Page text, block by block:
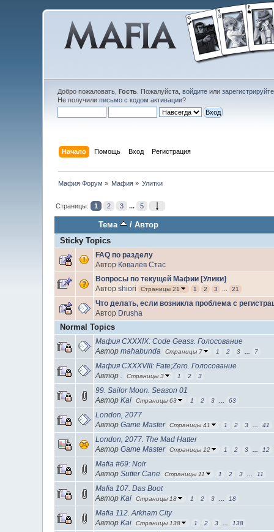
Добро пожаловать, Гость. Пожалуйста, войдитеили
Не получили письмо с кодом активации?
Начало Помощь Вход Регистрация
Мафия Форум » Мафия » Улитки
Страницы: 1 2 3 ... 5
Тема / Автор
Sticky Topics
FAQ по разделу
Автор Ковалёв Стас
Вопросы по текущей Мафии [Улики]
Автор shiori Страницы 21 1 2 3 21
Что делать, если возникла проблема с
Автор Drusha
Normal Topics
Мафия CXXXIX: Code Geass. Голосование
Автор mahabunda Страницы 7 1 2 3 7
Мафия CXXXVIII: Fate;Zero. Голосование
Автор
Страницы 3 1 2 3
99. Sailor Moon. Season 01
Автор Kai Страницы 63 1 2 3 63
London, 2077
Автор Game Master Страницы 41 1 2 3 41
London, 2077. The Mad Hatter
Автор Game Master Страницы 12 1 2 3 12
Mafia #69: Noir
Автор Sutter Cane Страницы 11 1 2 3 11
Mafia 107. Das Boot
Автор Kai Страницы 18 1 2 3 18
Mafia 112. Arkham City
Автор Kai Страницы 138 1 2 3 138